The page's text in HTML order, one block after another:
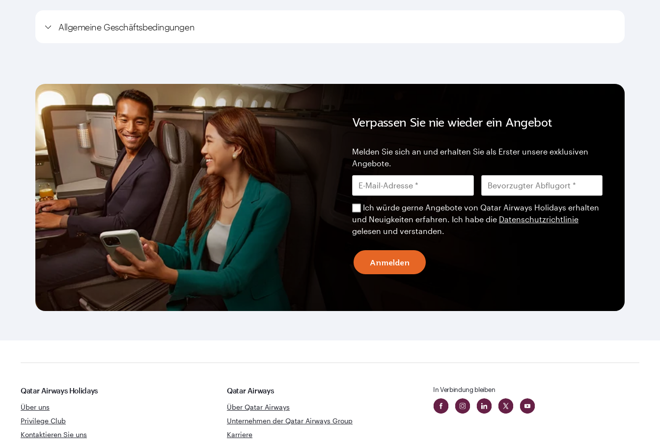
Allgemeine Geschäftsbedingungen
Verpassen Sie nie wieder ein Angebot
Melden Sie sich an und erhalten Sie als Erster unsere exklusiven
Angebote.
Ich würde gerne Angebote von Qatar Airways Holidays erhalten
und Neuigkeiten erfahren. Ich habe die Datenschutzrichtlinie
gelesen und verstanden.
Anmelden
Qatar Airways Holidays
Über uns
Privilege Club
Kontaktieren Sie uns
Qatar Airways
Über Qatar Airways
Unternehmen der Qatar Airways Group
Karriere
In Verbindung bleiben